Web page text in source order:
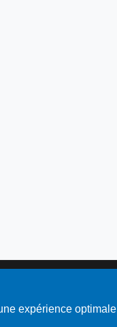
expérience